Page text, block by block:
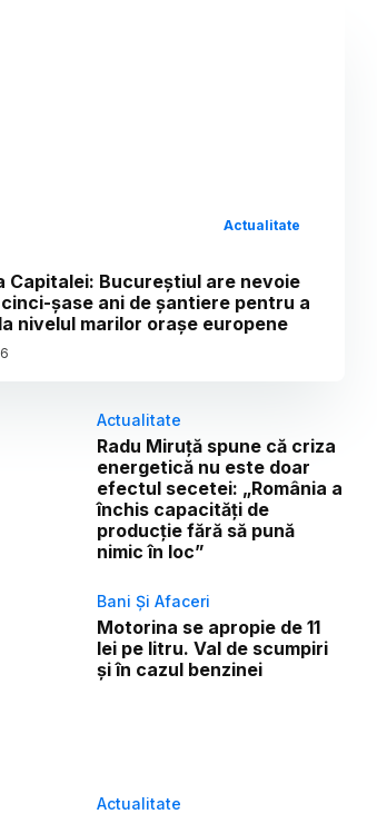
Actualitate
Capitalei: Bucureștiul are nevoie
șase ani de șantiere pentru a
nivelul marilor orașe europene
Actualitate
Radu Miruță spune că criza
energetică nu este doar
efectul secetei: „România a
închis capacități de
producție fără să pună
nimic în loc”
Bani Și Afaceri
Motorina se apropie de 11
lei pe litru. Val de scumpiri
și în cazul benzinei
Actualitate